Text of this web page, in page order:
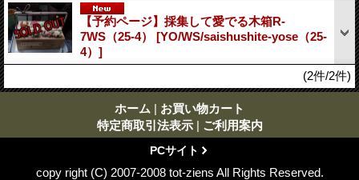
【予約ページ】採集して愛でる木箱R-
7WS（25-4） [YO/WS/saishushite-yose（25-
4）]
(2件/2件)
ホーム | お買い物カート
特定商取引法表示 | ご利用案内
PCサイト
copy right (C) 2007-2008 tot-ziens All Rights Reserved.